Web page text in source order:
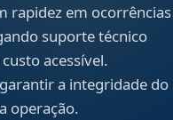
rapidez em ocorrências
suporte técnico
acessível.
a integridade do
operação.